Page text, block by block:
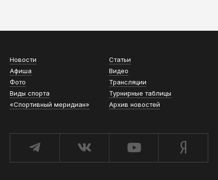
Новости
Статьи
Афиша
Видео
Фото
Трансляции
Виды спорта
Турнирные таблицы
«Спортивный меридиан»
Архив новостей